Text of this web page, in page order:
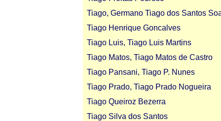
Tiago, Germano Tiago dos Santos
Tiago Henrique Goncalves
Tiago Luis, Tiago Luis Martins
Tiago Matos, Tiago Matos de Castro
Tiago Pansani, Tiago P. Nunes
Tiago Prado, Tiago Prado Nogueira
Tiago Queiroz Bezerra
Tiago Silva dos Santos